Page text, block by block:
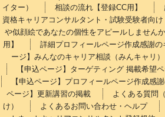
イター）
相談の流れ【登録CC用】
資格キャリアコンサルタント・試験受験者向け
や似顔絵であなたの個性をアピールしません
用】
詳細プロフィールページ作成感謝の
ージ】みんなのキャリア相談（みんキャリ
【申込ページ】ターゲティング 掲載希望
【申込ページ】プロフィールページ作成感
ページ】更新講習の掲載
よくある質問
け）
よくあるお問い合わせ・ヘルプ